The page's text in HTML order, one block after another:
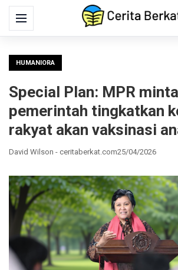
Menu
HUMANIORA
Special Plan: MPR minta
pemerintah tingkatkan
rakyat akan vaksinasi
David Wilson - ceritaberkat.com25/04/2026